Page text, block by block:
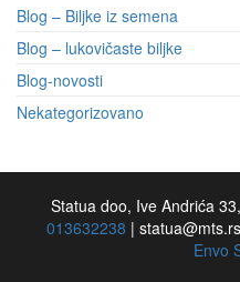
Blog – Biljke iz semena
Blog – lukovičaste biljke
Blog-novosti
Nekategorizovano
Statua doo, Ive Andrića
013632238 |
Envo